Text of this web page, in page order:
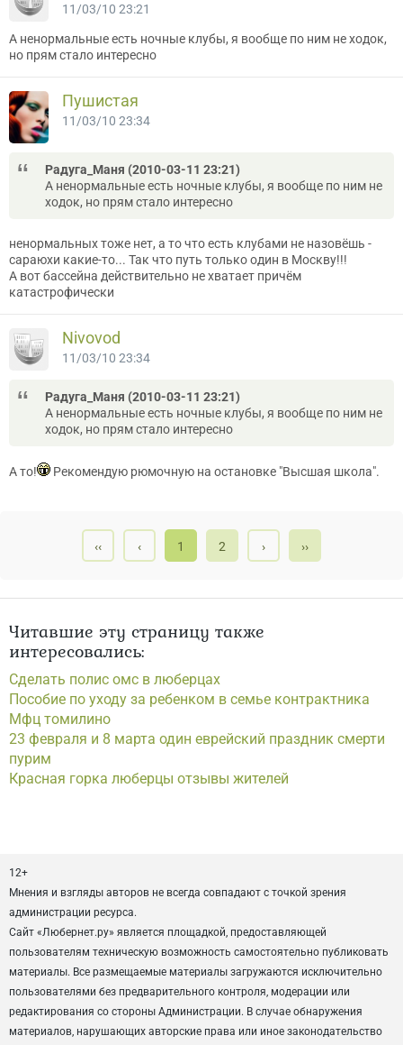
11/03/10 23:21
А ненормальные есть ночные клубы, я вообще по ним не ходок,
но прям стало интересно
Пушистая
11/03/10 23:34
Радуга_Маня (2010-03-11 23:21)
А ненормальные есть ночные клубы, я вообще по ним не
ходок, но прям стало интересно
ненормальных тоже нет, а то что есть клубами не назовёшь -
сараюхи какие-то... Так что путь только один в Москву!!!
А вот бассейна действительно не хватает причём
катастрофически
Nivovod
11/03/10 23:34
Радуга_Маня (2010-03-11 23:21)
А ненормальные есть ночные клубы, я вообще по ним не
ходок, но прям стало интересно
А то! Рекомендую рюмочную на остановке "Высшая школа".
‹‹ ‹ 1 2 › ››
Читавшие эту страницу также
интересовались:
Сделать полис омс в люберцах
Пособие по уходу за ребенком в семье контрактника
Мфц томилино
23 февраля и 8 марта один еврейский праздник смерти
пурим
Красная горка люберцы отзывы жителей
12+
Мнения и взгляды авторов не всегда совпадают с точкой зрения
администрации ресурса.
Сайт «Любернет.ру» является площадкой, предоставляющей
пользователям техническую возможность самостоятельно публиковать
материалы. Все размещаемые материалы загружаются исключительно
пользователями без предварительного контроля, модерации или
редактирования со стороны Администрации. В случае обнаружения
материалов, нарушающих авторские права или иное законодательство